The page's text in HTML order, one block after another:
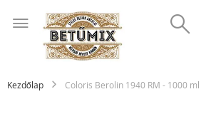
tartalomhoz
Kezdőlap Coloris Berolin 1940 RM - 1000 ml